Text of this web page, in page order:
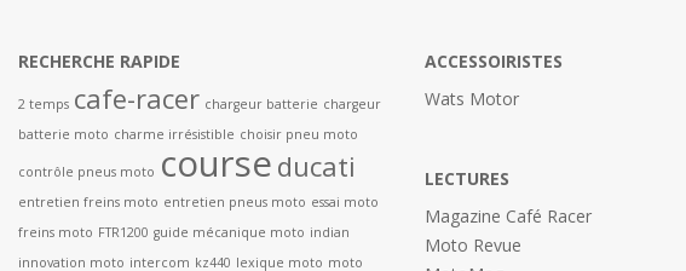
RECHERCHE RAPIDE
2 temps cafe-racer chargeur batterie chargeur
batterie moto charme irrésistible choisir pneu moto
contrôle pneus moto course ducati
entretien freins moto entretien pneus moto essai moto
freins moto FTR1200 guide mécanique moto indian
innovation moto intercom kz440 lexique moto moto
ACCESSOIRISTES
Wats Motor
LECTURES
Magazine Café Racer
Moto Revue